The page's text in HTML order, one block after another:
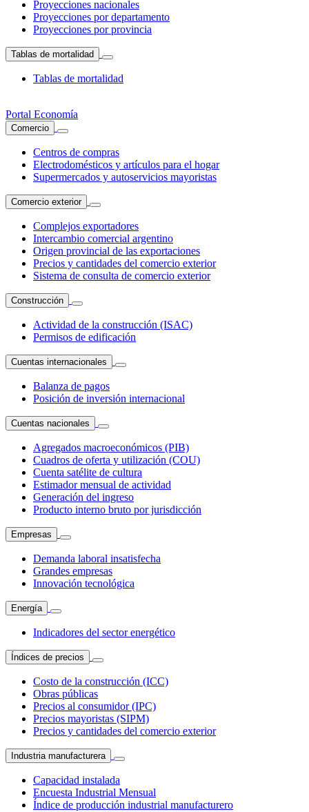
Proyecciones nacionales
Proyecciones por departamento
Proyecciones por provincia
Tablas de mortalidad
Tablas de mortalidad
Portal Economía
Comercio
Centros de compras
Electrodomésticos y artículos para el hogar
Supermercados y autoservicios mayoristas
Comercio exterior
Complejos exportadores
Intercambio comercial argentino
Origen provincial de las exportaciones
Precios y cantidades del comercio exterior
Sistema de consulta de comercio exterior
Construcción
Actividad de la construcción (ISAC)
Permisos de edificación
Cuentas internacionales
Balanza de pagos
Posición de inversión internacional
Cuentas nacionales
Agregados macroeconómicos (PIB)
Cuadros de oferta y utilización (COU)
Cuenta satélite de cultura
Estimador mensual de actividad
Generación del ingreso
Producto interno bruto por jurisdicción
Empresas
Demanda laboral insatisfecha
Grandes empresas
Innovación tecnológica
Energía
Indicadores del sector energético
Índices de precios
Costo de la construcción (ICC)
Obras públicas
Precios al consumidor (IPC)
Precios mayoristas (SIPM)
Precios y cantidades del comercio exterior
Industria manufacturera
Capacidad instalada
Encuesta Industrial Mensual
Índice de producción industrial manufacturero